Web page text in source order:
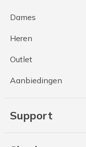
Dames
Heren
Outlet
Aanbiedingen
Support